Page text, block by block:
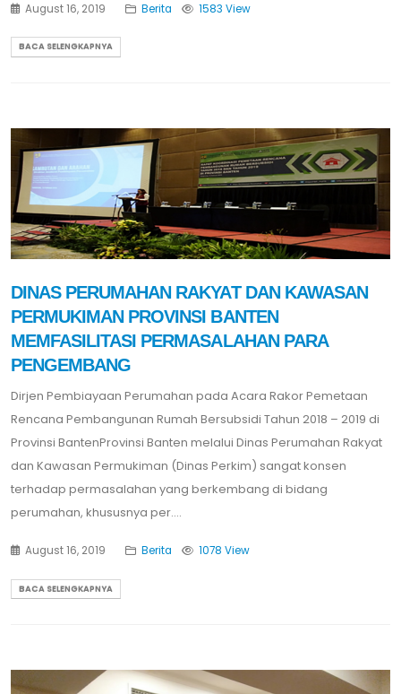
August 16, 2019 Berita 1583 View
BACA SELENGKAPNYA
DINAS PERUMAHAN RAKYAT DAN KAWASAN
PERMUKIMAN PROVINSI BANTEN
MEMFASILITASI PERMASALAHAN PARA
PENGEMBANG
Dirjen Pembiayaan Perumahan pada Acara Rakor Pemetaan
Rencana Pembangunan Rumah Bersubsidi Tahun 2018 – 2019 di
Provinsi BantenProvinsi Banten melalui Dinas Perumahan Rakyat
dan Kawasan Permukiman (Dinas Perkim) sangat konsen
terhadap permasalahan yang berkembang di bidang
perumahan, khususnya per....
August 16, 2019 Berita 1078 View
BACA SELENGKAPNYA